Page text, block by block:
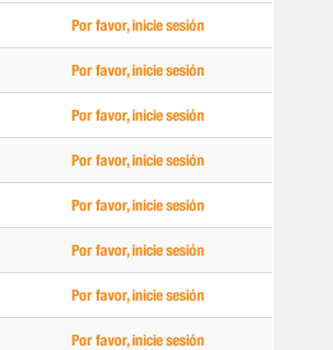
Por favor, inicie sesión
Por favor, inicie sesión
Por favor, inicie sesión
Por favor, inicie sesión
Por favor, inicie sesión
Por favor, inicie sesión
Por favor, inicie sesión
Por favor, inicie sesión